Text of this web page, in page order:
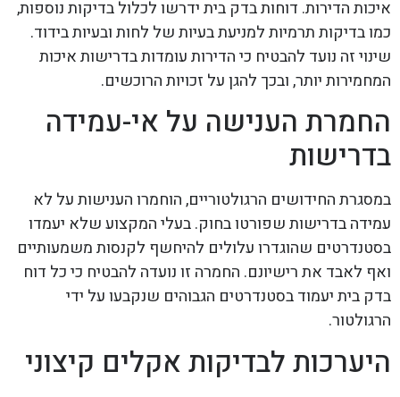
איכות הדירות. דוחות בדק בית ידרשו לכלול בדיקות נוספות,
כמו בדיקות תרמיות למניעת בעיות של לחות ובעיות בידוד.
שינוי זה נועד להבטיח כי הדירות עומדות בדרישות איכות
המחמירות יותר, ובכך להגן על זכויות הרוכשים.
החמרת הענישה על אי-עמידה
בדרישות
במסגרת החידושים הרגולטוריים, הוחמרו הענישות על לא
עמידה בדרישות שפורטו בחוק. בעלי המקצוע שלא יעמדו
בסטנדרטים שהוגדרו עלולים להיחשף לקנסות משמעותיים
ואף לאבד את רישיונם. החמרה זו נועדה להבטיח כי כל דוח
בדק בית יעמוד בסטנדרטים הגבוהים שנקבעו על ידי
הרגולטור.
היערכות לבדיקות אקלים קיצוני